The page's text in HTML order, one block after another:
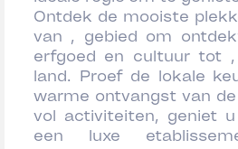
Ontdek de mooiste
van , gebied om
erfgoed en cultuur tot ,
land. Proef de lokale
warme ontvangst van
vol activiteiten, geniet
een luxe